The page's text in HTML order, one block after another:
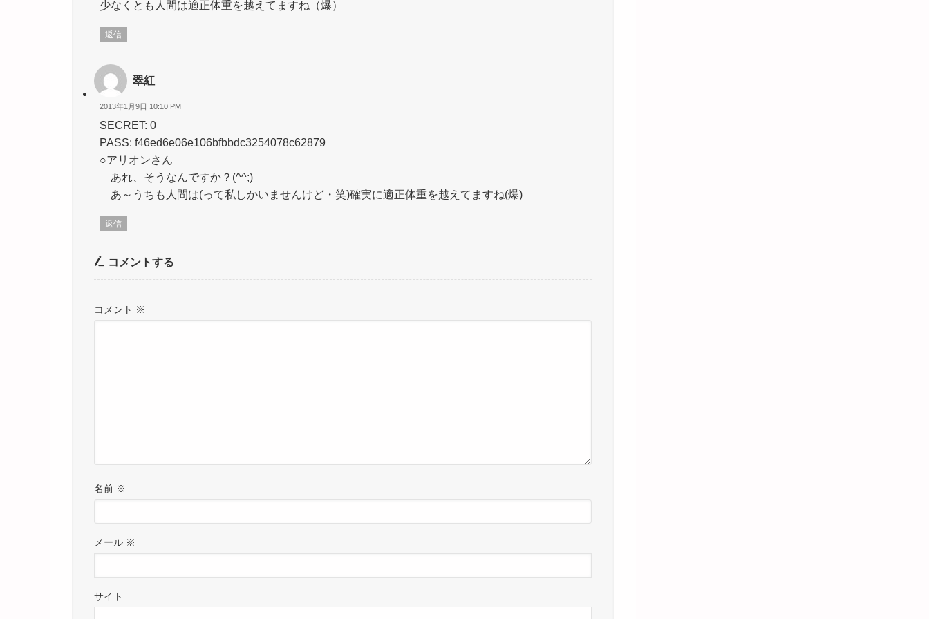
少なくとも人間は適正体重を越えてますね（爆）
返信
翠紅
2013年1月9日 10:10 PM
SECRET: 0
PASS: f46ed6e06e106bfbbdc3254078c62879
○アリオンさん
あれ、そうなんですか？(^^;)
あ～うちも人間は(って私しかいませんけど・笑)確実に適正体重を越えてますね(爆)
返信
コメントする
コメント ※
名前 ※
メール ※
サイト